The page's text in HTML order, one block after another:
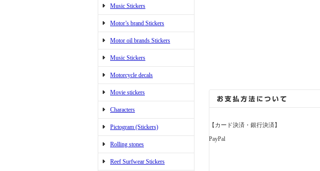
Music Stickers
Motor’s brand Stickers
Motor oil brands Stickers
Music Stickers
Motorcycle decals
Movie stickers
Characters
Pictogram (Stickers)
Rolling stones
Reef Surfwear Stickers
【カード決済・銀行決済】
PayPal